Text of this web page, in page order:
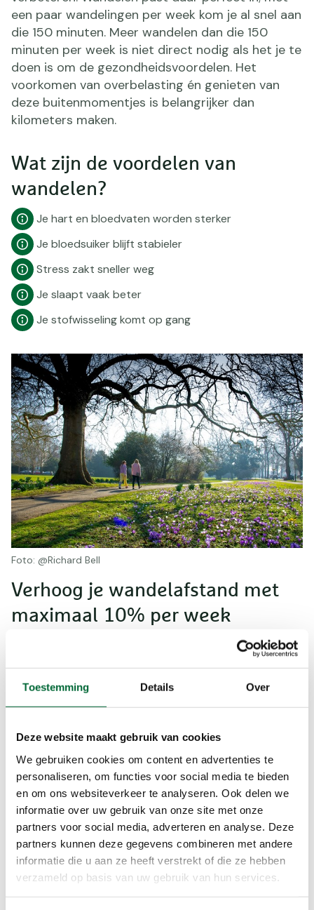
Toestemming Details Over
Deze website maakt gebruik van cookies
We gebruiken cookies om content en advertenties te
personaliseren, om functies voor social media te bieden
en om ons websiteverkeer te analyseren. Ook delen we
informatie over uw gebruik van onze site met onze
partners voor social media, adverteren en analyse. Deze
partners kunnen deze gegevens combineren met andere
informatie die u aan ze heeft verstrekt of die ze hebben
verzameld op basis van uw gebruik van hun services.
een paar wandelingen per week kom je al snel aan
die 150 minuten. Meer wandelen dan die 150
minuten per week is niet direct nodig als het je te
doen is om de gezondheidsvoordelen. Het
voorkomen van overbelasting én genieten van
deze buitenmomentjes is belangrijker dan
kilometers maken.
Wat zijn de voordelen van
wandelen?
Je hart en bloedvaten worden sterker
Je bloedsuiker blijft stabieler
Stress zakt sneller weg
Je slaapt vaak beter
Je stofwisseling komt op gang
Foto: @Richard Bell
Verhoog je wandelafstand met
maximaal 10% per week
Werk je wel toe naar een doel? Hou ook dan in de
gaten dat te snel opbouwen juist averechts kan
gezond is af van je overige activiteiten. Beweeg je
weinig? Dan zijn korte wandelingen al een flinke
stap vooruit. Begin bijvoorbeeld met 2 tot 3 keer
per week en bouw rustig op. Ben je al actief?
Fiets je veel of sport je regelmatig, dan kun je
vaak sneller opbouwen richting 10 tot 15
kilometer per week. Geef je lichaam vooral tijd
om te wennen. Wandelen blijft een ander soort
belasting waar je spieren en gewrichten aan
moeten wennen. Door je wandelafstand met
maximaal 10% per week te verhogen, blijf je
zoveel mogelijk blessurevrij.